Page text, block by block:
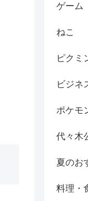
ゲーム
ねこ
ピクミ
ビジネ
ポケモ
代々木
夏のお
料理・